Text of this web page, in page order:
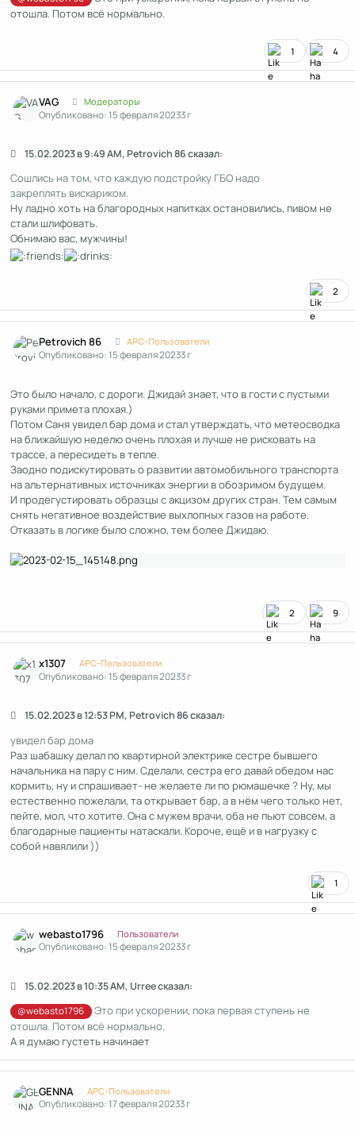
отошла. Потом всё нормально.
1 4
VAG Модераторы
Опубликовано:15 февраля 20233 г
15.02.2023 в 9:49 AM, Petrovich 86 сказал:
Сошлись на том, что каждую подстройку ГБО надо
закреплять вискариком.
Ну ладно хоть на благородных напитках остановились, пивом не
стали шлифовать.
Обнимаю вас, мужчины!
2
Petrovich 86 APC-Пользователи
Опубликовано:15 февраля 20233 г
Это было начало, с дороги. Джидай знает, что в гости с пустыми
руками примета плохая.)
Потом Саня увидел бар дома и стал утверждать, что метеосводка
на ближайшую неделю очень плохая и лучше не рисковать на
трассе, а пересидеть в тепле.
Заодно подискутировать о развитии автомобильного транспорта
на альтернативных источниках энергии в обозримом будущем.
И продегустировать образцы с акцизом других стран. Тем самым
снять негативное воздействие выхлопных газов на работе.
Отказать в логике было сложно, тем более Джидаю.
2 9
x1307 APC-Пользователи
Опубликовано:15 февраля 20233 г
15.02.2023 в 12:53 PM, Petrovich 86 сказал:
увидел бар дома
Раз шабашку делал по квартирной электрике сестре бывшего
начальника на пару с ним. Сделали, сестра его давай обедом нас
кормить, ну и спрашивает- не желаете ли по рюмашечке ? Ну, мы
естественно пожелали, та открывает бар, а в нём чего только нет,
пейте, мол, что хотите. Она с мужем врачи, оба не пьют совсем, а
благодарные пациенты натаскали. Короче, ещё и в нагрузку с
собой навялили ))
1
webasto1796 Пользователи
Опубликовано:15 февраля 20233 г
15.02.2023 в 10:35 AM, Urree сказал:
@webasto1796
Это при ускорении, пока первая ступень не
отошла. Потом всё нормально.
А я думаю густеть начинает
GENNA APC-Пользователи
Опубликовано:17 февраля 20233 г